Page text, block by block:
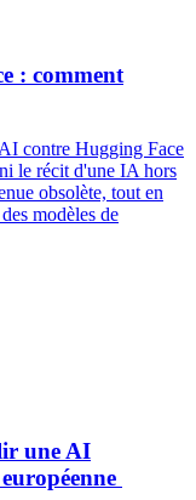
: comment
contre Hugging Face
le récit d'une IA hors
obsolète, tout en
modèles de
une AI